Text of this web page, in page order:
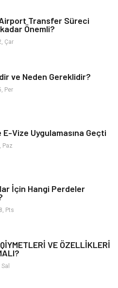
Seo Teknikleri
Kültür
Penguen
Transfer Süreci
Önemli?
Çar
ve Neden Gereklidir?
Per
Vize Uygulamasına Geçti
Paz
İçin Hangi Perdeler
Pts
VE ÖZELLİKLERİ